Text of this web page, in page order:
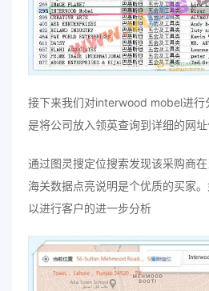
接下来我们对interwood mobel进行
是将公司放入领英查询到详细的网址
通过图灵搜定位搜索发现该采购商
海关数据点亮说明是个优质的买家
以进行客户的进一步分析